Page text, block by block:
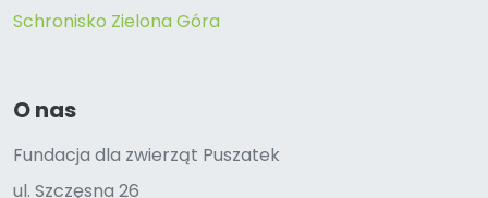
Schronisko Zielona Góra
O nas
Fundacja dla zwierząt Puszatek
ul. Szczęsna 26